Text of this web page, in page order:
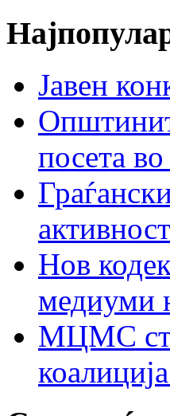
Јавен
посета
Нов
медиуми
МЦМС